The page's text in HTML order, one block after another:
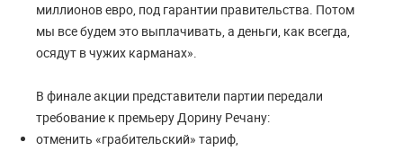
миллионов евро, под гарантии правительства. Потом
мы все будем это выплачивать, а деньги, как всегда,
осядут в чужих карманах».
В финале акции представители партии передали
требование к премьеру Дорину Речану:
отменить «грабительский» тариф,